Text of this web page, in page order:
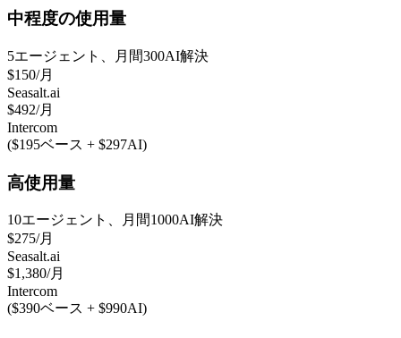
中程度の使用量
5エージェント、月間300AI解決
$150/月
Seasalt.ai
$492/月
Intercom
($195ベース + $297AI)
高使用量
10エージェント、月間1000AI解決
$275/月
Seasalt.ai
$1,380/月
Intercom
($390ベース + $990AI)